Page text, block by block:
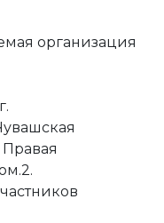
организация
Правая